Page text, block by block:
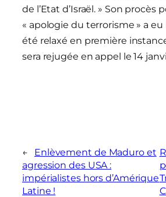
de l’Etat d’Israël. » Son procès
« apologie du terrorisme » a eu
été relaxé en première
sera rejugée en appel le 14
←
Enlèvement de Maduro et
agression des USA :
impérialistes hors d’Amérique
Latine !